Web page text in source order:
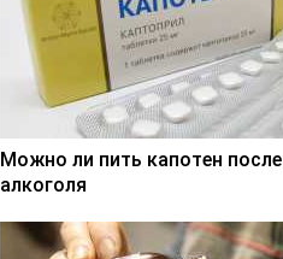
Можно ли пить капотен после
алкоголя